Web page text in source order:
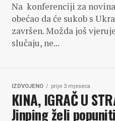
Na konferenciji za
obećao da će sukob s
završen. Možda još
slučaju, ne...
IZDVOJENO prije 3 mjeseca
KINA, IGRAČ U
Jinping želi